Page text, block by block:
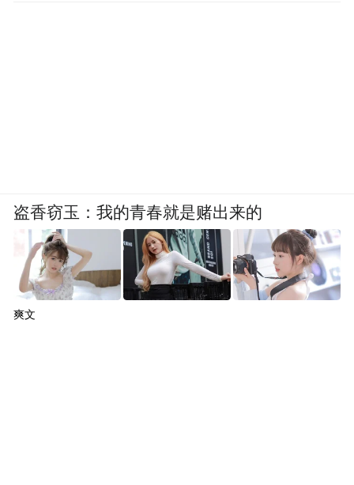
盗香窃玉：我的青春就是赌出来的
爽文